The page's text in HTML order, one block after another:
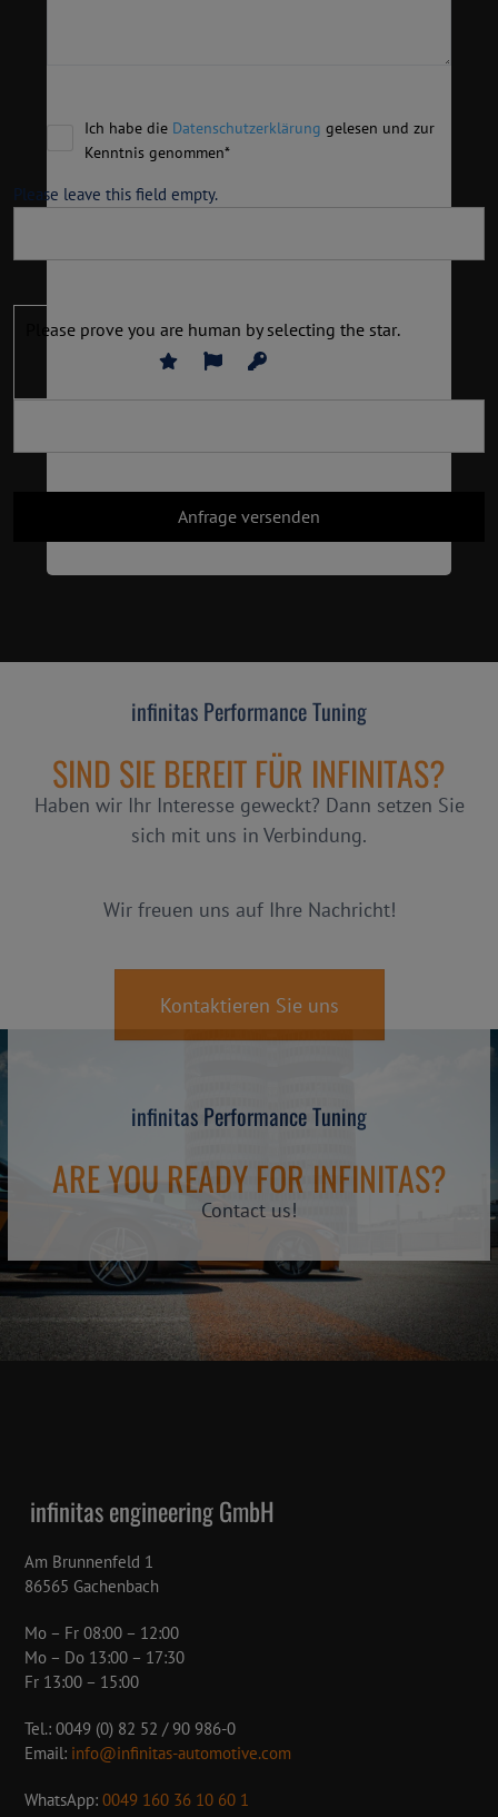
Ich habe die Datenschutzerklärung gelesen und zur
Kenntnis genommen*
Please leave this field empty.
Please prove you are human by selecting the star.
infinitas Performance Tuning
SIND SIE BEREIT FÜR INFINITAS?
Haben wir Ihr Interesse geweckt? Dann setzen Sie
sich mit uns in Verbindung.
Wir freuen uns auf Ihre Nachricht!
Kontaktieren Sie uns
infinitas Performance Tuning
ARE YOU READY FOR INFINITAS?
Contact us!
infinitas engineering GmbH
Am Brunnenfeld 1
86565 Gachenbach
Mo – Fr 08:00 – 12:00
Mo – Do 13:00 – 17:30
Fr 13:00 – 15:00
Tel.: 0049 (0) 82 52 / 90 986-0
Email: info@infinitas-automotive.com
WhatsApp:0049 160 36 10 60 1